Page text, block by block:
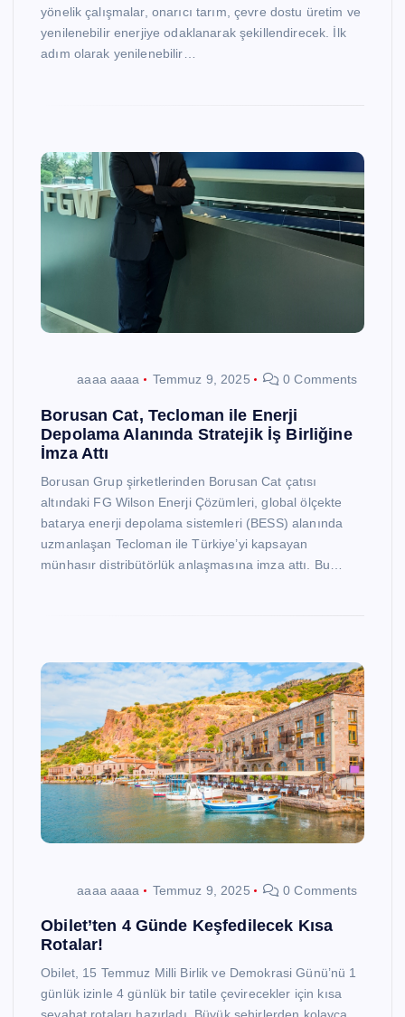
yönelik çalışmalar, onarıcı tarım, çevre dostu üretim ve
yenilenebilir enerjiye odaklanarak şekillendirecek. İlk
adım olarak yenilenebilir…
aaaa aaaa Temmuz 9, 2025 0 Comments
Borusan Cat, Tecloman ile Enerji
Depolama Alanında Stratejik İş Birliğine
İmza Attı
Borusan Grup şirketlerinden Borusan Cat çatısı
altındaki FG Wilson Enerji Çözümleri, global ölçekte
batarya enerji depolama sistemleri (BESS) alanında
uzmanlaşan Tecloman ile Türkiye’yi kapsayan
münhasır distribütörlük anlaşmasına imza attı. Bu…
aaaa aaaa Temmuz 9, 2025 0 Comments
Obilet’ten 4 Günde Keşfedilecek Kısa
Rotalar!
Obilet, 15 Temmuz Milli Birlik ve Demokrasi Günü’nü 1
günlük izinle 4 günlük bir tatile çevirecekler için kısa